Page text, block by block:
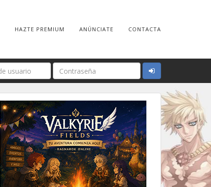
HAZTE PREMIUM ANÚNCIATE CONTACTA